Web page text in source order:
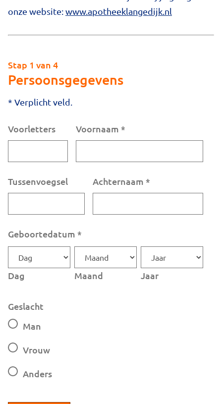
onze website:www.apotheeklangedijk.nl
Stap 1 van 4
Persoonsgegevens
* Verplicht veld.
Voorletters Voornaam *
Tussenvoegsel Achternaam *
Geboortedatum *
Dag Maand Jaar
Geslacht
Man
Vrouw
Anders